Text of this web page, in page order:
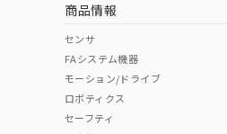
中国 RoHS表
Pb Hg
商品情報
センサ
FAシステム機器
モーション/ドライブ
ロボティクス
セーフティ